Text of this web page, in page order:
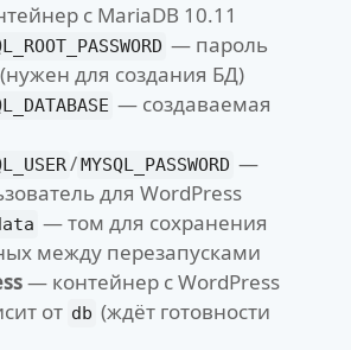
с MariaDB 10.11
— пароль
для создания БД)
— создаваемая
/MYSQL_PASSWORD —
для WordPress
— том для сохранения
между перезапусками
— контейнер с WordPress
от db (ждёт готовности